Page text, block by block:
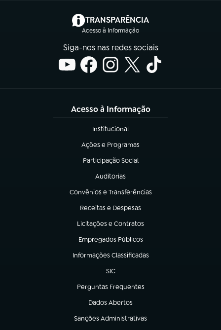
TRANSPARÊNCIA
Acesso à Informação
(abre em nova aba)
Siga-nos nas redes sociais
Acesso à Informação
Institucional
(abre em nova aba)
Ações e Programas
(abre em nova aba)
Participação Social
(abre em nova aba)
Auditorias
(abre em nova aba)
Convênios e Transferências
(abre em nova aba)
Receitas e Despesas
(abre em nova aba)
Licitações e Contratos
(abre em nova aba)
Empregados Públicos
(abre em nova aba)
Informações Classificadas
(abre em nova aba)
SIC
(abre em nova aba)
Perguntas Frequentes
(abre em nova aba)
Dados Abertos
(abre em nova aba)
Sanções Administrativas
(abre em nova aba)